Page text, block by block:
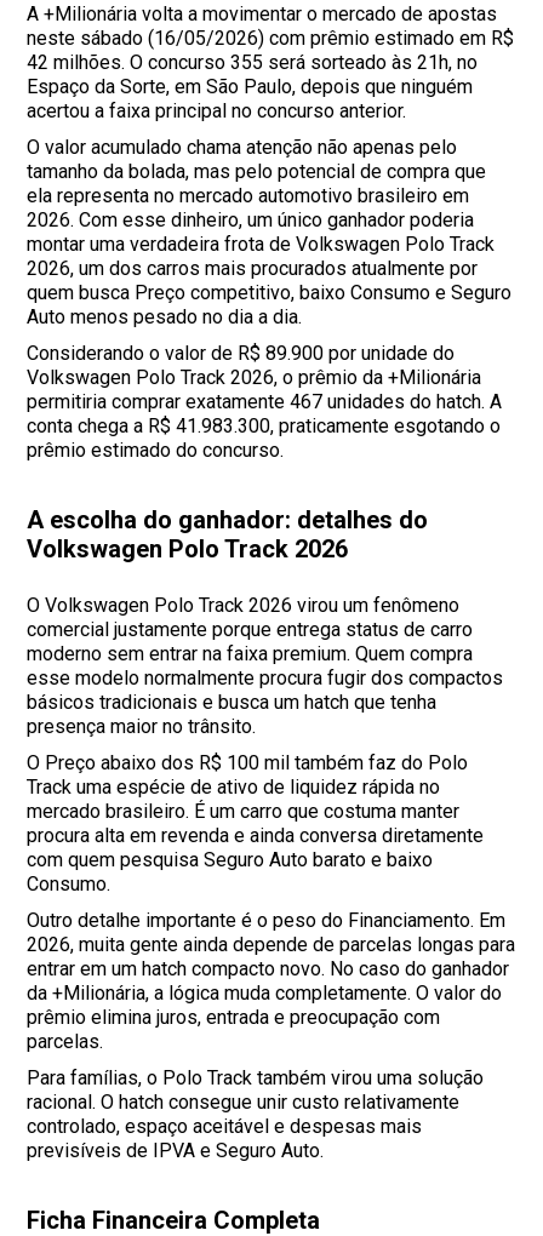
A +Milionária volta a movimentar o mercado de apostas
neste sábado (16/05/2026) com prêmio estimado em R$
42 milhões. O concurso 355 será sorteado às 21h, no
Espaço da Sorte, em São Paulo, depois que ninguém
acertou a faixa principal no concurso anterior.
O valor acumulado chama atenção não apenas pelo
tamanho da bolada, mas pelo potencial de compra que
ela representa no mercado automotivo brasileiro em
2026. Com esse dinheiro, um único ganhador poderia
montar uma verdadeira frota de Volkswagen Polo Track
2026, um dos carros mais procurados atualmente por
quem busca Preço competitivo, baixo Consumo e Seguro
Auto menos pesado no dia a dia.
Considerando o valor de R$ 89.900 por unidade do
Volkswagen Polo Track 2026, o prêmio da +Milionária
permitiria comprar exatamente 467 unidades do hatch. A
conta chega a R$ 41.983.300, praticamente esgotando o
prêmio estimado do concurso.
A escolha do ganhador: detalhes do
Volkswagen Polo Track 2026
O Volkswagen Polo Track 2026 virou um fenômeno
comercial justamente porque entrega status de carro
moderno sem entrar na faixa premium. Quem compra
esse modelo normalmente procura fugir dos compactos
básicos tradicionais e busca um hatch que tenha
presença maior no trânsito.
O Preço abaixo dos R$ 100 mil também faz do Polo
Track uma espécie de ativo de liquidez rápida no
mercado brasileiro. É um carro que costuma manter
procura alta em revenda e ainda conversa diretamente
com quem pesquisa Seguro Auto barato e baixo
Consumo.
Outro detalhe importante é o peso do Financiamento. Em
2026, muita gente ainda depende de parcelas longas para
entrar em um hatch compacto novo. No caso do ganhador
da +Milionária, a lógica muda completamente. O valor do
prêmio elimina juros, entrada e preocupação com
parcelas.
Para famílias, o Polo Track também virou uma solução
racional. O hatch consegue unir custo relativamente
controlado, espaço aceitável e despesas mais
previsíveis de IPVA e Seguro Auto.
Ficha Financeira Completa